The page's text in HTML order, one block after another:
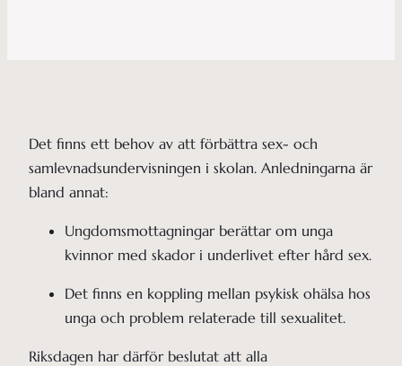
Det finns ett behov av att förbättra sex- och
samlevnadsundervisningen i skolan. Anledningarna är
bland annat:
Ungdomsmottagningar berättar om unga
kvinnor med skador i underlivet efter hård sex.
Det finns en koppling mellan psykisk ohälsa hos
unga och problem relaterade till sexualitet.
Riksdagen har därför beslutat att alla